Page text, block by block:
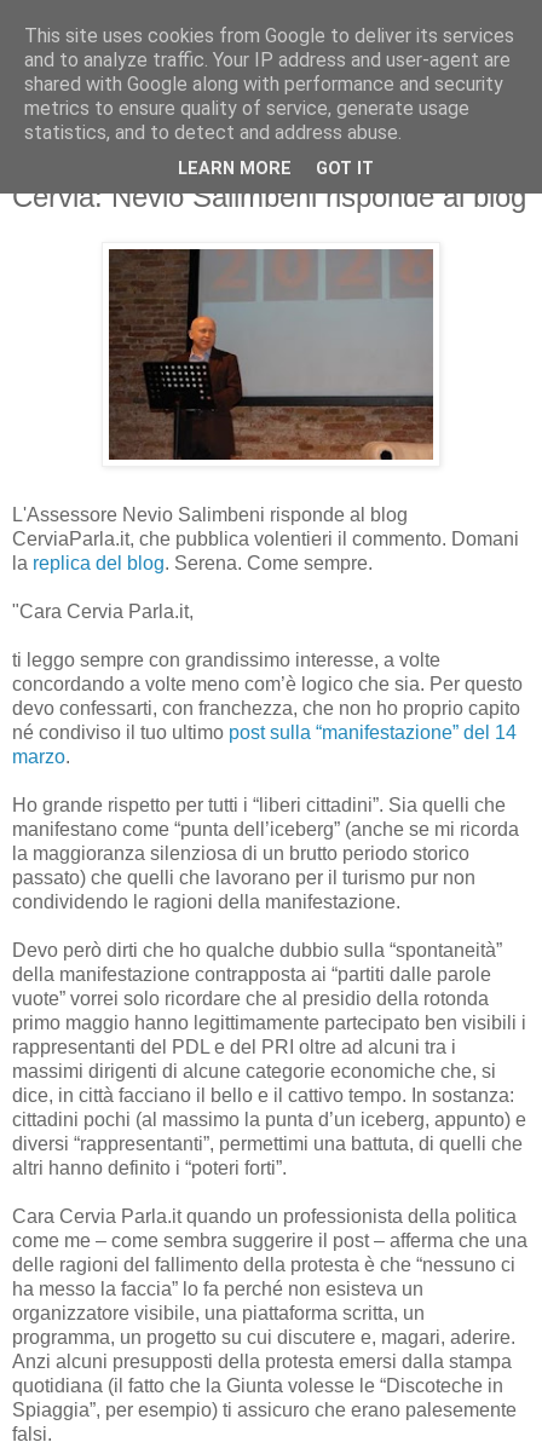
lunedì 22 marzo 2010
Cervia: Nevio Salimbeni risponde al blog
L'Assessore Nevio Salimbeni risponde al blog
CerviaParla.it, che pubblica volentieri il commento. Domani
la replica del blog. Serena. Come sempre.
"Cara Cervia Parla.it,
ti leggo sempre con grandissimo interesse, a volte
concordando a volte meno com’è logico che sia. Per questo
devo confessarti, con franchezza, che non ho proprio capito
né condiviso il tuo ultimo post sulla “manifestazione” del 14
marzo.
Ho grande rispetto per tutti i “liberi cittadini”. Sia quelli che
manifestano come “punta dell’iceberg” (anche se mi ricorda
la maggioranza silenziosa di un brutto periodo storico
passato) che quelli che lavorano per il turismo pur non
condividendo le ragioni della manifestazione.
Devo però dirti che ho qualche dubbio sulla “spontaneità”
della manifestazione contrapposta ai “partiti dalle parole
vuote” vorrei solo ricordare che al presidio della rotonda
primo maggio hanno legittimamente partecipato ben visibili i
rappresentanti del PDL e del PRI oltre ad alcuni tra i
massimi dirigenti di alcune categorie economiche che, si
dice, in città facciano il bello e il cattivo tempo. In sostanza:
cittadini pochi (al massimo la punta d’un iceberg, appunto) e
diversi “rappresentanti”, permettimi una battuta, di quelli che
altri hanno definito i “poteri forti”.
Cara Cervia Parla.it quando un professionista della politica
come me – come sembra suggerire il post – afferma che una
delle ragioni del fallimento della protesta è che “nessuno ci
ha messo la faccia” lo fa perché non esisteva un
organizzatore visibile, una piattaforma scritta, un
programma, un progetto su cui discutere e, magari, aderire.
Anzi alcuni presupposti della protesta emersi dalla stampa
quotidiana (il fatto che la Giunta volesse le “Discoteche in
Spiaggia”, per esempio) ti assicuro che erano palesemente
falsi.
This site uses cookies from Google to deliver its services
and to analyze traffic. Your IP address and user-agent are
shared with Google along with performance and security
metrics to ensure quality of service, generate usage
statistics, and to detect and address abuse.
LEARN MORE GOT IT